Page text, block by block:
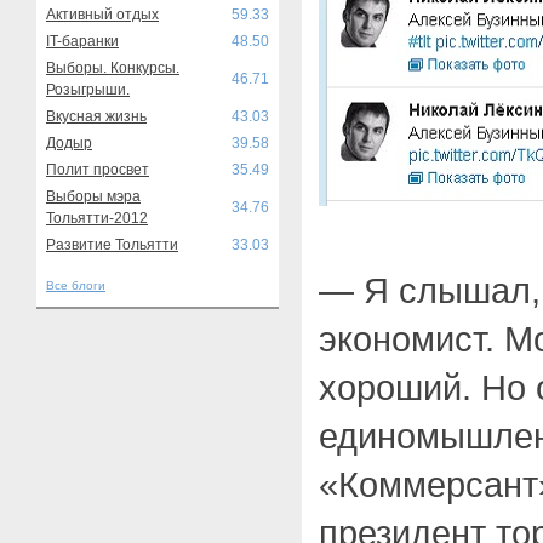
Активный отдых
59.33
IT-баранки
48.50
Выборы. Конкурсы.
Розыгрыши.
46.71
Вкусная жизнь
43.03
Додыр
39.58
Полит просвет
35.49
Выборы мэра
Тольятти-2012
34.76
Развитие Тольятти 33.03
Все блоги
— Я слышал,
экономист.
хороший. Но
президент